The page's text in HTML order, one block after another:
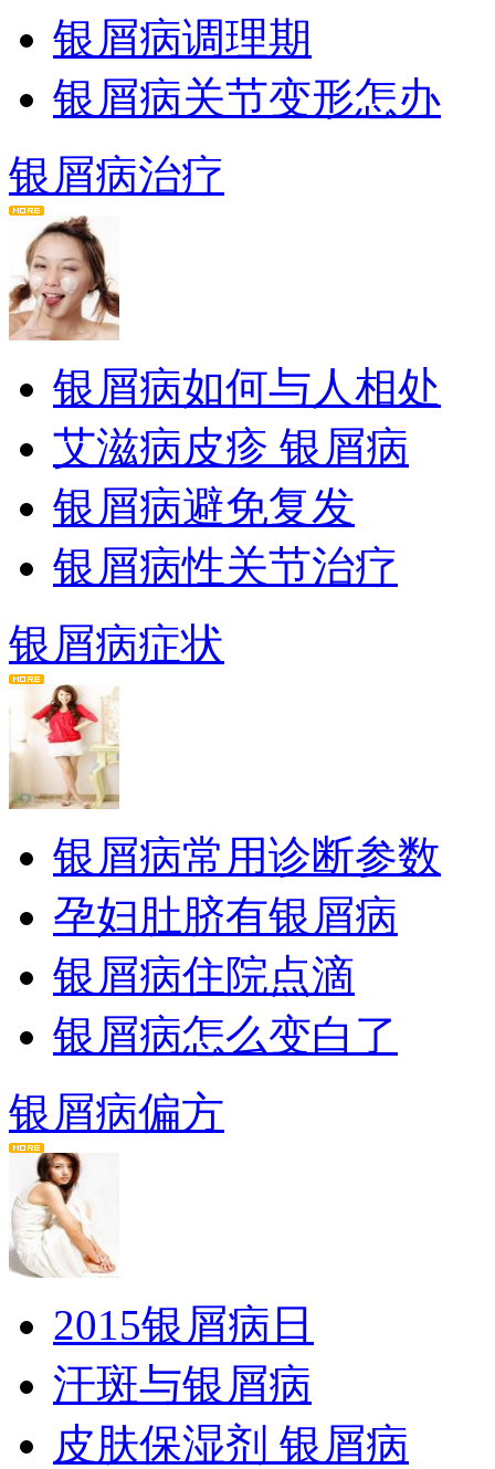
银屑病调理期
银屑病关节变形怎办
银屑病治疗
银屑病如何与人相处
艾滋病皮疹 银屑病
银屑病避免复发
银屑病性关节治疗
银屑病症状
银屑病常用诊断参数
孕妇肚脐有银屑病
银屑病住院点滴
银屑病怎么变白了
银屑病偏方
2015银屑病日
汗斑与银屑病
皮肤保湿剂 银屑病